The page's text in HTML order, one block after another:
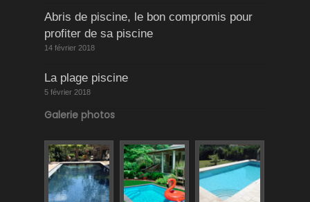
Abris de piscine, le bon compromis pour
profiter de sa piscine
14 février 2018
La plage piscine
5 février 2018
Galerie photos